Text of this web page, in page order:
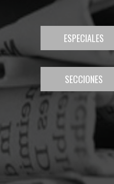
ESPECIALES
SECCIONES